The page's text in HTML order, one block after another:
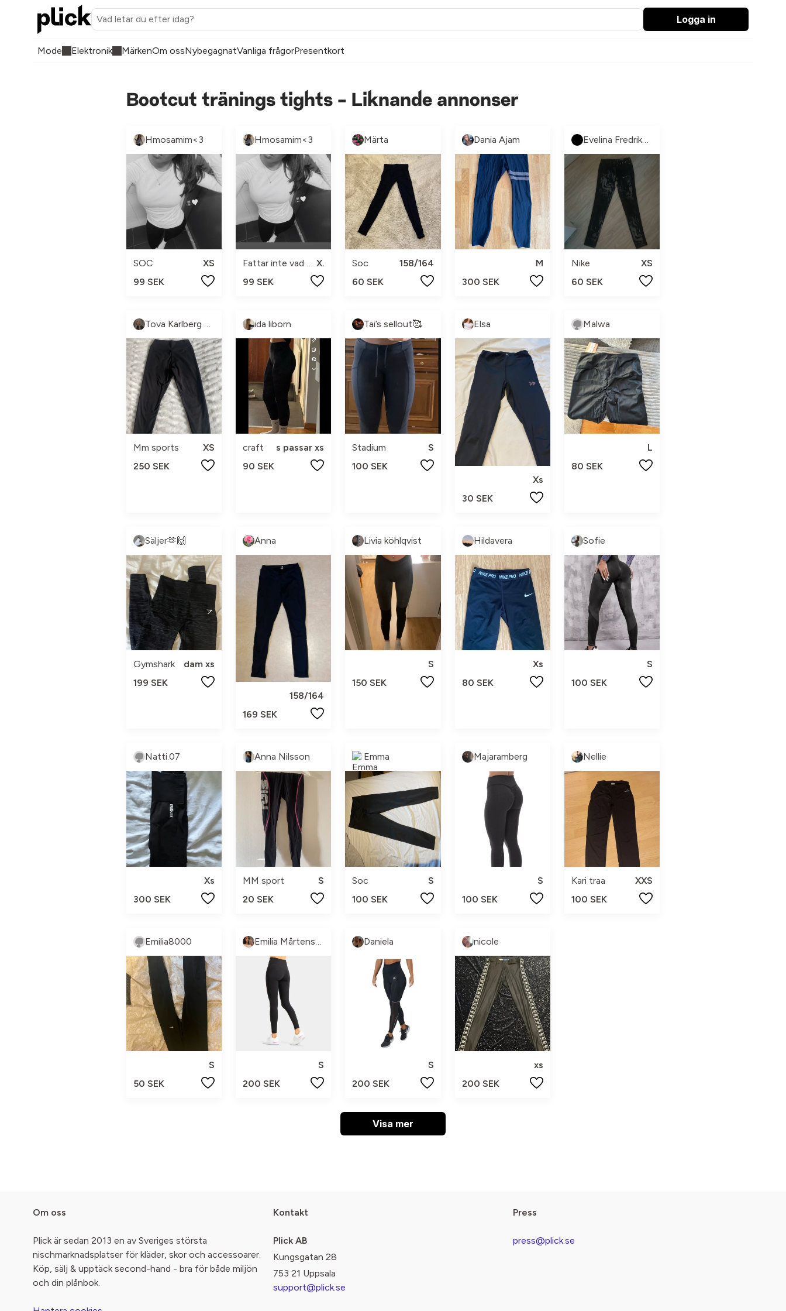
Logga in
Mode Elektronik MärkenOm ossNybegagnatVanliga frågorPresentkort
Bootcut tränings tights - Liknande annonser
Hmosamim<3
SOC
XS
99 SEK
Hmosamim<3
Fattar inte vad de står hah
XS
99 SEK
Märta
Soc
158/164
60 SEK
Dania Ajam
M
300 SEK
Evelina Fredriksson
Nike
XS
60 SEK
Tova Karlberg hausel
Mm sports
XS
250 SEK
ida liborn
craft
s passar xs
90 SEK
Tai’s sellout🥰
Stadium
S
100 SEK
Elsa
Xs
30 SEK
Malwa
L
80 SEK
Säljer🫶🙌
Gymshark
dam xs
199 SEK
Anna
158/164
169 SEK
Livia köhlqvist
S
150 SEK
Hildavera
Xs
80 SEK
Sofie
S
100 SEK
Natti.07
Xs
300 SEK
Anna Nilsson
MM sport
S
20 SEK
Emma
Soc
S
100 SEK
Majaramberg
S
100 SEK
Nellie
Kari traa
XXS
100 SEK
Emilia8000
S
50 SEK
S
200 SEK
Daniela
S
200 SEK
nicole
xs
200 SEK
Visa mer
Om oss
Plick är sedan 2013 en av Sveriges största
nischmarknadsplatser för kläder, skor och accessoarer.
Köp, sälj & upptäck second-hand - bra för både miljön
och din plånbok.
Kontakt
Plick AB
Kungsgatan 28
753 21 Uppsala
support@plick.se
Press
press@plick.se